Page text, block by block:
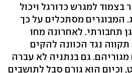
בצמוד למגרש כדורגל ויכול
המבוגרים מסתכלים על כך
תחבורתי. לאחרונה מחו
תקווה נגד הכוונה להקים
גם בנתניה לא עברה
הוא גורם סבל לתושבים